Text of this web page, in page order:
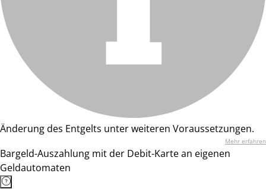
Änderung des Entgelts unter weiteren Voraussetzungen.
Mehr erfahren
Bargeld-Auszahlung mit der Debit-Karte an eigenen
Geldautomaten